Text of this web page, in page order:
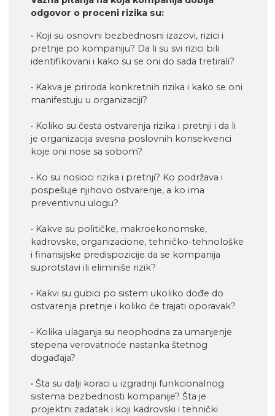
odgovor o proceni rizika su:
• Koji su osnovni bezbednosni izazovi, rizici i
pretnje po kompaniju? Da li su svi rizici bili
identifikovani i kako su se oni do sada tretirali?
• Kakva je priroda konkretnih rizika i kako se oni
manifestuju u organizaciji?
• Koliko su česta ostvarenja rizika i pretnji i da li
je organizacija svesna poslovnih konsekvenci
koje oni nose sa sobom?
• Ko su nosioci rizika i pretnji? Ko podržava i
pospešuje njihovo ostvarenje, a ko ima
preventivnu ulogu?
• Kakve su političke, makroekonomske,
kadrovske, organizacione, tehničko-tehnološke
i finansijske predispozicije da se kompanija
suprotstavi ili eliminiše rizik?
• Kakvi su gubici po sistem ukoliko dođe do
ostvarenja pretnje i koliko će trajati oporavak?
• Kolika ulaganja su neophodna za umanjenje
stepena verovatnoće nastanka štetnog
događaja?
• Šta su dalji koraci u izgradnji funkcionalnog
sistema bezbednosti kompanije? Šta je
projektni zadatak i koji kadrovski i tehnički